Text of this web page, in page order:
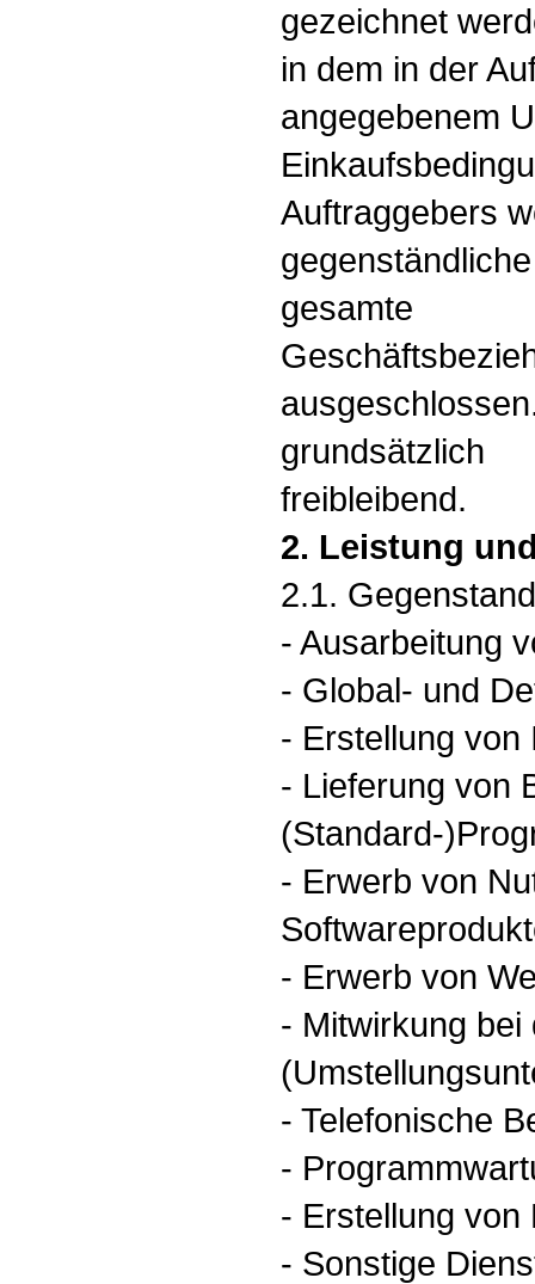
gezeichnet
in dem in der
angegebenem
Auftraggebers
gesamte
grundsätzlich
freibleibend.
2. Leistung
2.1.
- Ausarbeitung
- Global- und
- Erstellung von
- Lieferung von
(Standard-
- Erwerb von
- Erwerb von
- Mitwirkung
- Telefonische
-
- Erstellung von
- Sonstige